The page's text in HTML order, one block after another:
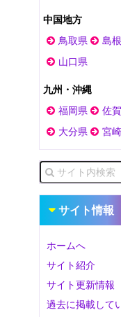
中国地方
鳥取県
島
山口県
九州・沖縄
福岡県
佐
大分県
宮
サイト情報
ホームへ
サイト紹介
サイト更新情報
過去に掲載して